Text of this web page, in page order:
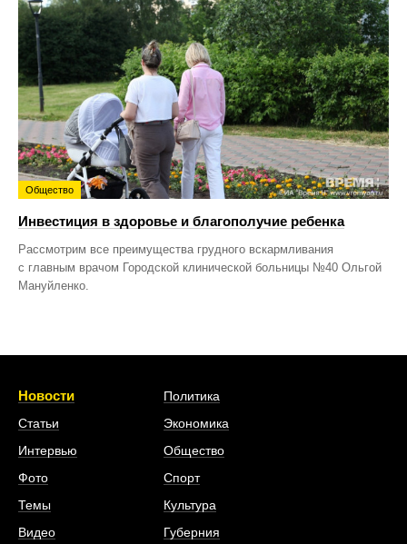
Общество
Инвестиция в здоровье и благополучие ребенка
Рассмотрим все преимущества грудного вскармливания
с главным врачом Городской клинической больницы №40 Ольгой
Мануйленко.
Новости
Статьи
Интервью
Фото
Темы
Видео
Политика
Экономика
Общество
Спорт
Культура
Губерния